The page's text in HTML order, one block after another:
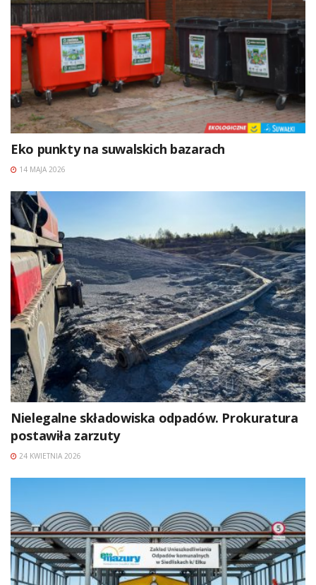
Eko punkty na suwalskich bazarach
14 MAJA 2026
Nielegalne składowiska odpadów. Prokuratura
postawiła zarzuty
24 KWIETNIA 2026